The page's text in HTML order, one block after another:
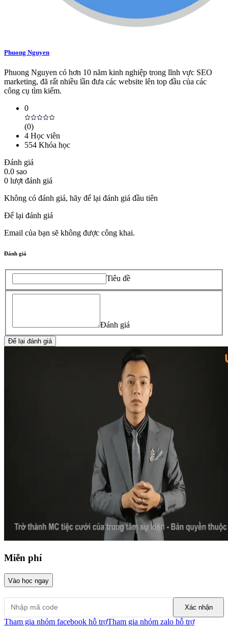
Phuong Nguyen
Phuong Nguyen có hơn 10 năm kinh nghiệp trong lĩnh vực SEO
marketing, đã rất nhiều lần đưa các website lên top đầu của các
công cụ tìm kiếm.
0
(0)
4 Học viên
554 Khóa học
Đánh giá
0.0 sao
0 lượt đánh giá
Không có đánh giá, hãy để lại đánh giá đầu tiên
Để lại đánh giá
Email của bạn sẽ không được công khai.
Đánh giá
Tiêu đề
Đánh giá
Để lại đánh giá
Miễn phí
Vào học ngay
Xác nhận
Tham gia nhóm facebook hỗ trợTham gia nhóm zalo hỗ trợ